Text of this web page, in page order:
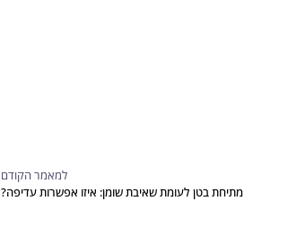
למאמר הקודם
מתיחת בטן לעומת שאיבת שומן: איזו אפשרות עדיפה?